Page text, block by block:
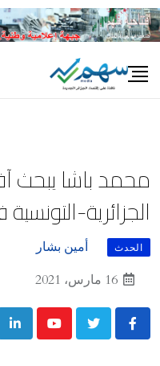
Skip
to
محمد باشا يبحث
الجزائرية-
الحدث
أمين بشار
16 مارس، 2021
Youtube